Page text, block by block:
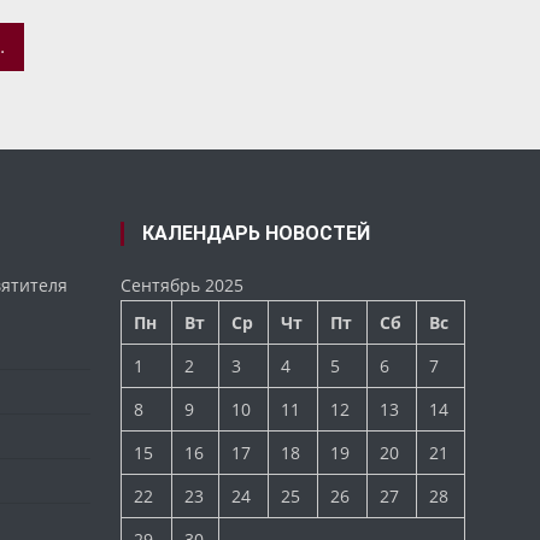
ТИХОНУ
КАЛЕНДАРЬ НОВОСТЕЙ
Сентябрь 2025
Пн
Вт Ср Чт Пт Сб
Вс
1
2 3 4 5 6
7
8
9 10 11 12 13
14
15
16 17 18 19 20
21
22
23 24 25 26 27
28